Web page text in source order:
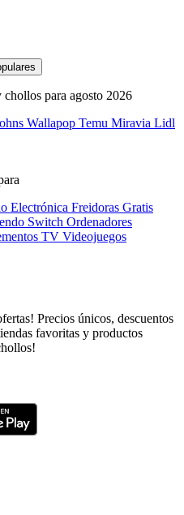
para agosto 2026
Wallapop Temu Miravia Lidl
Electrónica Freidoras Gratis
Switch Ordenadores
TV Videojuegos
Precios únicos, descuentos
favoritas y productos